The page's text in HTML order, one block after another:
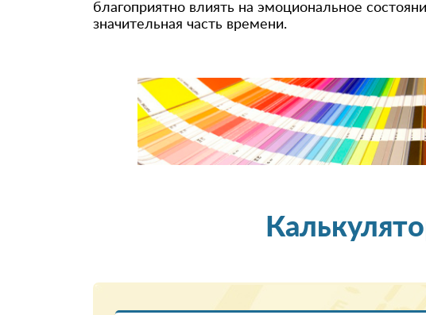
благоприятно влиять на эмоциональное
значительная часть времени.